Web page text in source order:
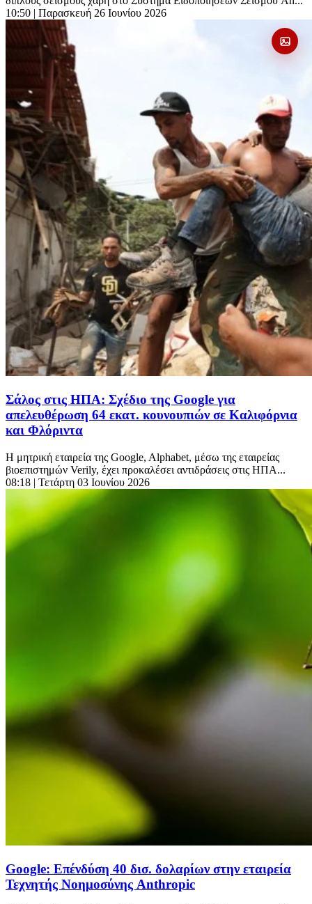
10:50 | Παρασκευή 26 Ιουνίου 2026
Σάλος στις ΗΠΑ: Σχέδιο της Google για
απελευθέρωση 64 εκατ. κουνουπιών σε Καλιφόρνια
και Φλόριντα
Η μητρική εταιρεία της Google, Alphabet, μέσω της εταιρείας
βιοεπιστημών Verily, έχει προκαλέσει αντιδράσεις στις ΗΠΑ...
08:18 | Τετάρτη 03 Ιουνίου 2026
Google: Επένδύση 40 δισ. δολαρίων στην εταιρεία
Τεχνητής Νοημοσύνης Anthropic